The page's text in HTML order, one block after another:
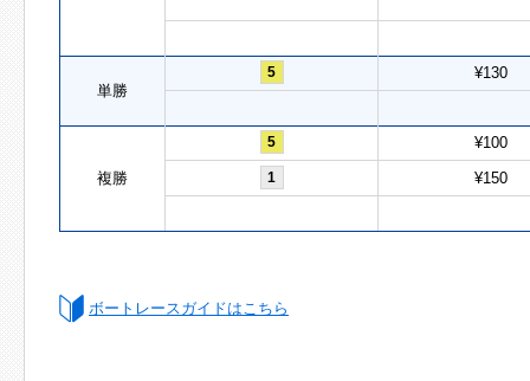
単勝
5 ¥130
複勝
5 ¥100
1 ¥150
ボートレースガイドはこちら